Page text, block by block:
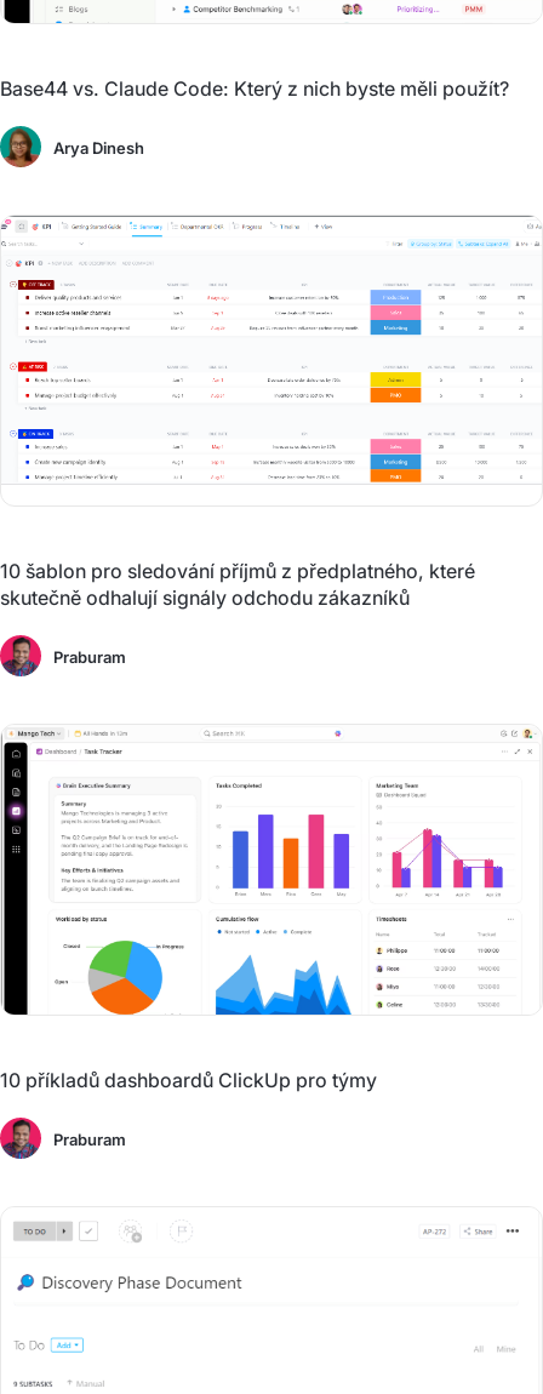
Base44 vs. Claude Code: Který z nich byste měli použít?
Arya Dinesh
10 šablon pro sledování příjmů z předplatného, které
skutečně odhalují signály odchodu zákazníků
Praburam
10 příkladů dashboardů ClickUp pro týmy
Praburam